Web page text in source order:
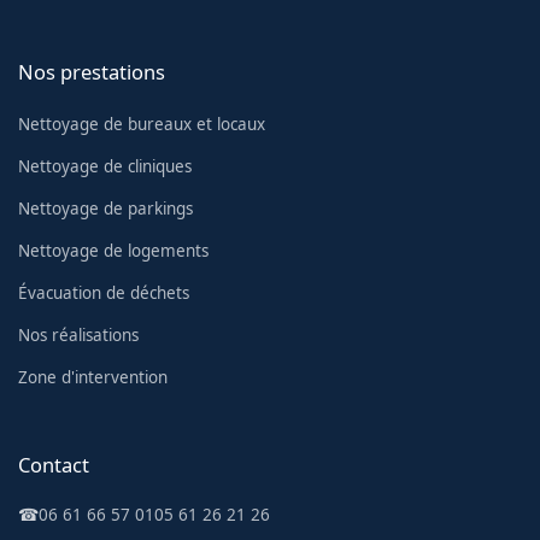
Nos prestations
Nettoyage de bureaux et locaux
Nettoyage de cliniques
Nettoyage de parkings
Nettoyage de logements
Évacuation de déchets
Nos réalisations
Zone d'intervention
Contact
☎06 61 66 57 0105 61 26 21 26